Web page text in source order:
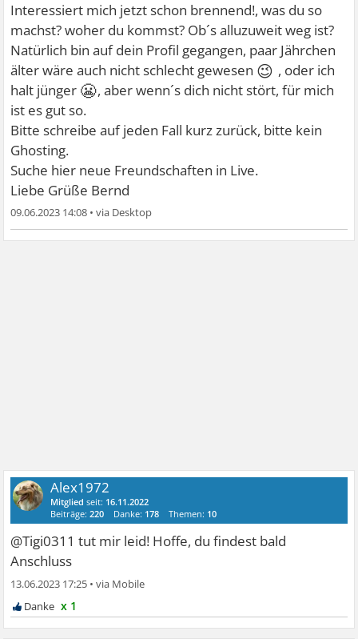
Interessiert mich jetzt schon brennend!, was du so
machst? woher du kommst? Ob´s alluzuweit weg ist?
Natürlich bin auf dein Profil gegangen, paar Jährchen
älter wäre auch nicht schlecht gewesen 😉 , oder ich
halt jünger 😬, aber wenn´s dich nicht stört, für mich
ist es gut so.
Bitte schreibe auf jeden Fall kurz zurück, bitte kein
Ghosting.
Suche hier neue Freundschaften in Live.
Liebe Grüße Bernd
09.06.2023 14:08 •
Alex1972
Mitglied seit: 16.11.2022
Beiträge:220 Danke: 178 Themen: 10
@Tigi0311 tut mir leid! Hoffe, du findest bald
Anschluss
13.06.2023 17:25 •
x 1